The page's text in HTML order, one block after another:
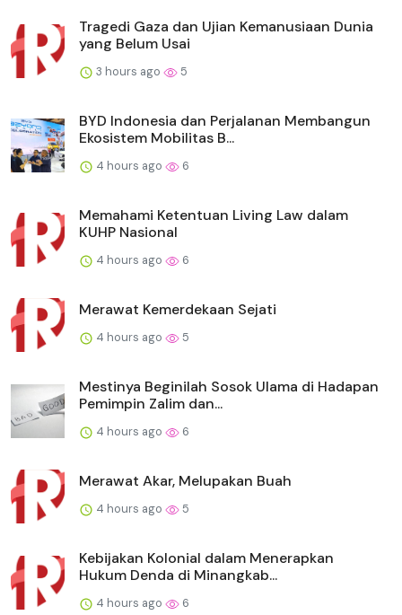
Tragedi Gaza dan Ujian Kemanusiaan Dunia
yang Belum Usai
3 hours ago 5
BYD Indonesia dan Perjalanan Membangun
Ekosistem Mobilitas B...
4 hours ago 6
Memahami Ketentuan Living Law dalam
KUHP Nasional
4 hours ago 6
Merawat Kemerdekaan Sejati
4 hours ago 5
Mestinya Beginilah Sosok Ulama di Hadapan
Pemimpin Zalim dan...
4 hours ago 6
Merawat Akar, Melupakan Buah
4 hours ago 5
Kebijakan Kolonial dalam Menerapkan
Hukum Denda di Minangkab...
4 hours ago 6